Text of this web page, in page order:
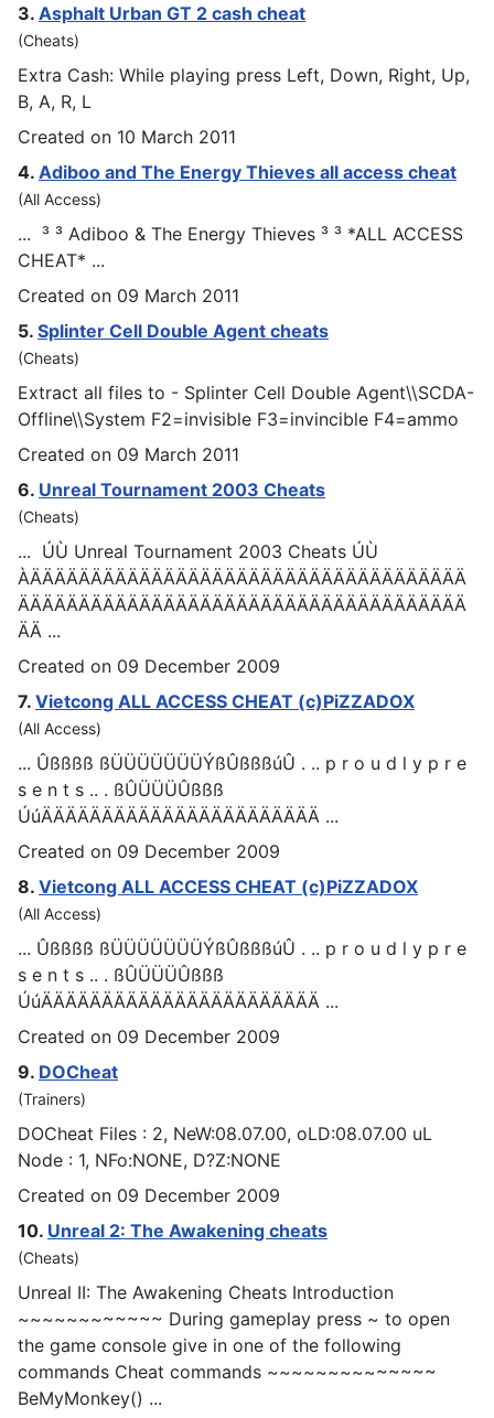
3. Asphalt Urban GT 2 cash cheat
(Cheats)
Extra Cash: While playing press Left, Down, Right, Up,
B, A, R, L
Created on 10 March 2011
4. Adiboo and The Energy Thieves all access cheat
(All Access)
... ³ ³ Adiboo & The Energy Thieves ³ ³ *ALL ACCESS
CHEAT* ...
Created on 09 March 2011
5. Splinter Cell Double Agent cheats
(Cheats)
Extract all files to - Splinter Cell Double Agent\\SCDA-
Offline\\System F2=invisible F3=invincible F4=ammo
Created on 09 March 2011
6. Unreal Tournament 2003 Cheats
(Cheats)
... ÚÙ Unreal Tournament 2003 Cheats ÚÙ
ÀÄÄÄÄÄÄÄÄÄÄÄÄÄÄÄÄÄÄÄÄÄÄÄÄÄÄÄÄÄÄÄÄÄÄÄÄ
ÄÄÄÄÄÄÄÄÄÄÄÄÄÄÄÄÄÄÄÄÄÄÄÄÄÄÄÄÄÄÄÄÄÄÄÄÄ
ÄÄ ...
Created on 09 December 2009
7. Vietcong ALL ACCESS CHEAT (c)PiZZADOX
(All Access)
... Ûßßßß ßÜÜÜÜÜÜÜÝßÛßßßúÛ . .. p r o u d l y p r e
s e n t s .. . ßÛÜÜÜÛßßß
ÚúÄÄÄÄÄÄÄÄÄÄÄÄÄÄÄÄÄÄÄÄÄÄÄ ...
Created on 09 December 2009
8. Vietcong ALL ACCESS CHEAT (c)PiZZADOX
(All Access)
... Ûßßßß ßÜÜÜÜÜÜÜÝßÛßßßúÛ . .. p r o u d l y p r e
s e n t s .. . ßÛÜÜÜÛßßß
ÚúÄÄÄÄÄÄÄÄÄÄÄÄÄÄÄÄÄÄÄÄÄÄÄ ...
Created on 09 December 2009
9. DOCheat
(Trainers)
DOCheat Files : 2, NeW:08.07.00, oLD:08.07.00 uL
Node : 1, NFo:NONE, D?Z:NONE
Created on 09 December 2009
10. Unreal 2: The Awakening cheats
(Cheats)
Unreal II: The Awakening Cheats Introduction
~~~~~~~~~~~~ During gameplay press ~ to open
the game console give in one of the following
commands Cheat commands ~~~~~~~~~~~~~~
BeMyMonkey() ...